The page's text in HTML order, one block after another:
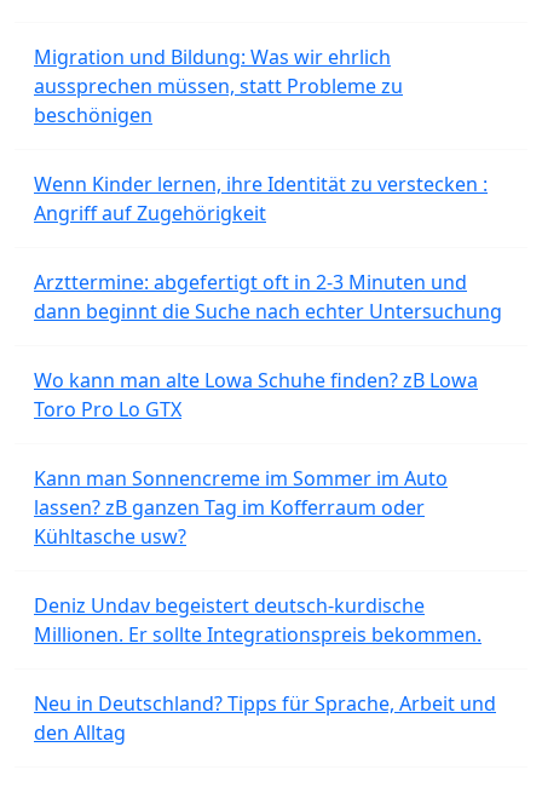
Migration und Bildung: Was wir ehrlich
aussprechen müssen, statt Probleme zu
beschönigen
Wenn Kinder lernen, ihre Identität zu verstecken :
Angriff auf Zugehörigkeit
Arzttermine: abgefertigt oft in 2-3 Minuten und
dann beginnt die Suche nach echter Untersuchung
Wo kann man alte Lowa Schuhe finden? zB Lowa
Toro Pro Lo GTX
Kann man Sonnencreme im Sommer im Auto
lassen? zB ganzen Tag im Kofferraum oder
Kühltasche usw?
Deniz Undav begeistert deutsch-kurdische
Millionen. Er sollte Integrationspreis bekommen.
Neu in Deutschland? Tipps für Sprache, Arbeit und
den Alltag